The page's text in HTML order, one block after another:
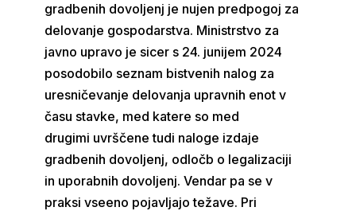
gradbenih dovoljenj je nujen predpogoj za
delovanje gospodarstva. Ministrstvo za
javno upravo je sicer s 24. junijem 2024
posodobilo seznam bistvenih nalog za
uresničevanje delovanja upravnih enot v
času stavke, med katere so med
drugimi uvrščene tudi naloge izdaje
gradbenih dovoljenj, odločb o legalizaciji
in uporabnih dovoljenj. Vendar pa se v
praksi vseeno pojavljajo težave. Pri